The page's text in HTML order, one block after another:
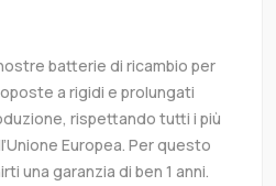
batterie di ricambio per
a rigidi e prolungati
rispettando tutti i più
Europea. Per questo
una garanzia di ben 1 anni.